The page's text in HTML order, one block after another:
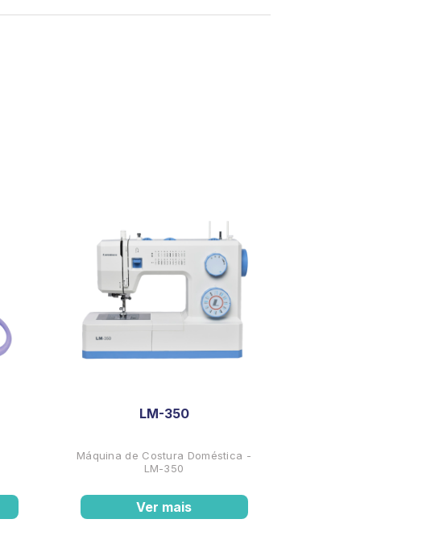
LM-350
Máquina de Costura Doméstica -
LM-350
Ver mais